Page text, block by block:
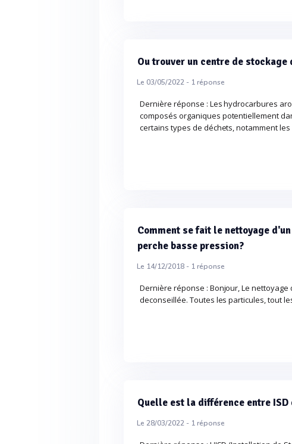
Ou trouver un centre de stockage
Le 03/05/2022 - 1réponse
Dernière réponse : Les hydrocarbures
composés organiques potentiellement
certains types de déchets, notamment
Comment se fait le nettoyage
perche basse pression?
Le 14/12/2018 - 1réponse
Dernière réponse : Bonjour, Le
deconseillée. Toutes les particules, tout
Quelle est la différence entre ISD
Le 28/03/2022 - 1réponse